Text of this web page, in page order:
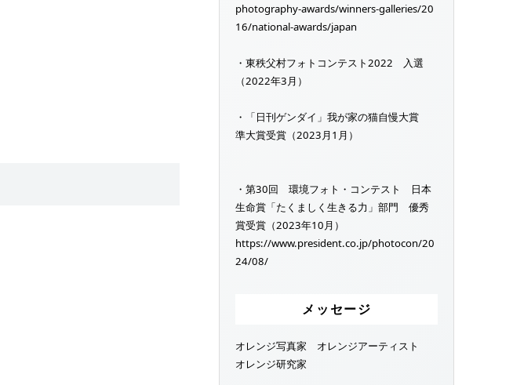
photography-awards/winners-galleries/20
16/national-awards/japan
・東秩父村フォトコンテスト2022 入選
（2022年3月）
・「日刊ゲンダイ」我が家の猫自慢大賞
準大賞受賞（2023月1月）
・第30回 環境フォト・コンテスト 日本
生命賞「たくましく生きる力」部門 優秀
賞受賞（2023年10月）
https://www.president.co.jp/photocon/20
24/08/
メッセージ
オレンジ写真家 オレンジアーティスト
オレンジ研究家